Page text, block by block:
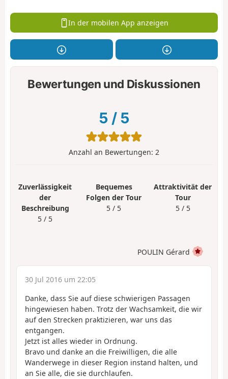
In der mobilen App anzeigen
Bewertungen und Diskussionen
5 / 5
Anzahl an Bewertungen: 2
Zuverlässigkeit
der
Beschreibung
5 / 5
Bequemes
Folgen der Tour
5 / 5
Attraktivität der
Tour
5 / 5
POULIN Gérard
30 Jul 2016 um 22:05
Danke, dass Sie auf diese schwierigen Passagen
hingewiesen haben. Trotz der Wachsamkeit, die wir
auf den Strecken praktizieren, war uns das
entgangen.
Jetzt ist alles wieder in Ordnung.
Bravo und danke an die Freiwilligen, die alle
Wanderwege in dieser Region instand halten, und
an Sie alle, die sie durchlaufen.